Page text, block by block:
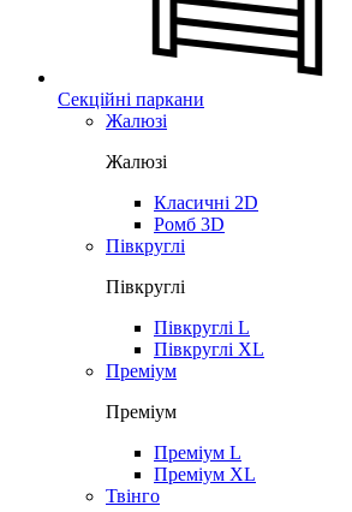
Секційні паркани
Жалюзі
Жалюзі
Класичні 2D
Ромб 3D
Півкруглі
Півкруглі
Півкруглі L
Півкруглі XL
Преміум
Преміум
Преміум L
Преміум XL
Твінго